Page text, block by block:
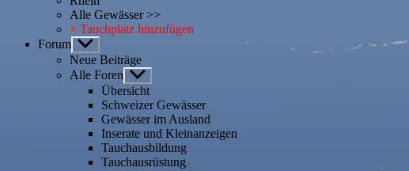
Alle Gewässer >>
+ Tauchplatz hinzufügen
Forum Untermenü
anzeigen
Neue Beiträge
Alle Foren Untermenü
anzeigen
Übersicht
Schweizer Gewässer
Gewässer im Ausland
Inserate und Kleinanzeigen
Tauchausbildung
Tauchausrüstung